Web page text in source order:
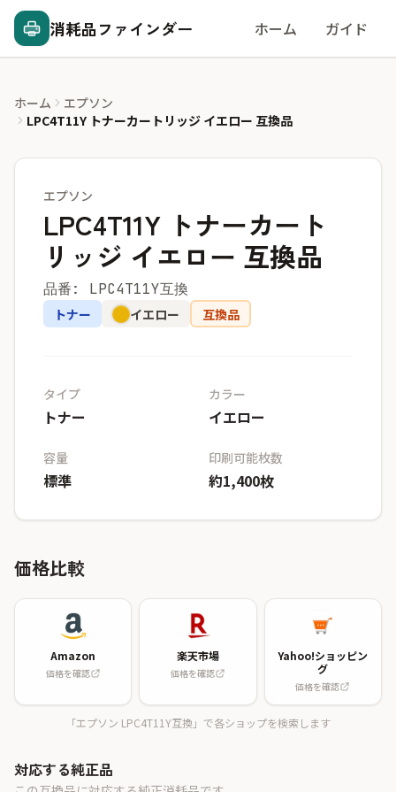
消耗品ファインダー ホーム ガイド
ホーム
エプソン
LPC4T11Y トナーカートリッジ イエロー 互換品
エプソン
LPC4T11Y トナーカート
リッジ イエロー 互換品
品番: LPC4T11Y互換
トナー イエロー 互換品
タイプ
トナー
カラー
イエロー
容量
標準
印刷可能枚数
約1,400枚
価格比較
Amazon
価格を確認
楽天市場
価格を確認
Yahoo!ショッピン
グ
価格を確認
「エプソン LPC4T11Y互換」で各ショップを検索します
対応する純正品